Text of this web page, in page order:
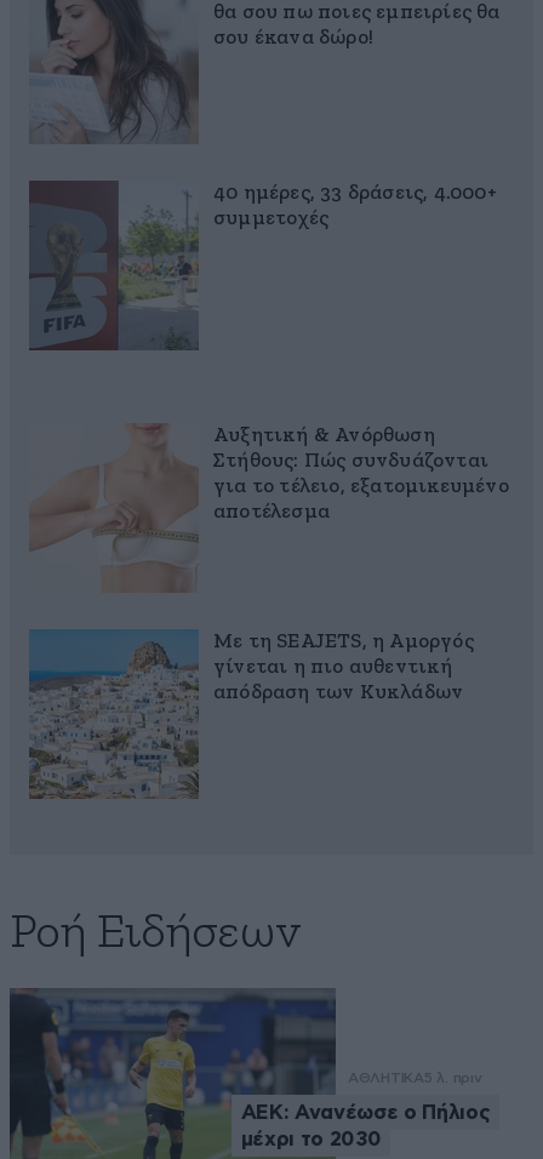
θα σου πω ποιες εμπειρίες θα
σου έκανα δώρο!
40 ημέρες, 33 δράσεις, 4.000+
συμμετοχές
Αυξητική & Ανόρθωση
Στήθους: Πώς συνδυάζονται
για το τέλειο, εξατομικευμένο
αποτέλεσμα
Με τη SEAJETS, η Αμοργός
γίνεται η πιο αυθεντική
απόδραση των Κυκλάδων
Ροή Ειδήσεων
ΑΘΛΗΤΙΚΑ5 λ. πριν
ΑΕΚ: Ανανέωσε ο Πήλιος
μέχρι το 2030